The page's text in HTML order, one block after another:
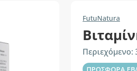
FutuNatura
Περιεχόμενο: